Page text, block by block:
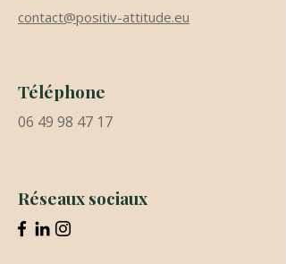
contact@positiv-attitude.eu
Téléphone
06 49 98 47 17
Réseaux sociaux